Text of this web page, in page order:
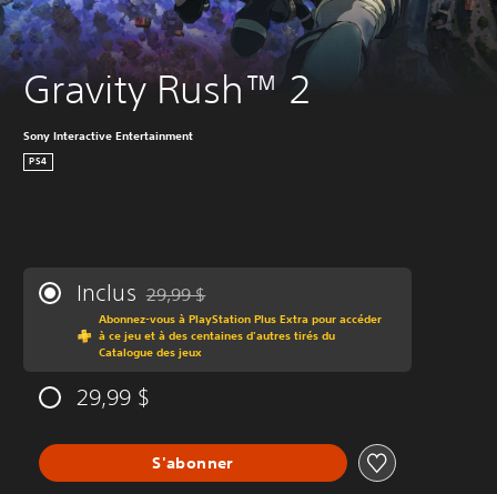
Gravity Rush™ 2
Sony Interactive Entertainment
PS4
Inclus Remise par rapport au prix d'origine de 29,99 $
29,99 $
Abonnez-vous à PlayStation Plus Extra pour accéder
à ce jeu et à des centaines d'autres tirés du
Catalogue des jeux
29,99 $
S'abonner